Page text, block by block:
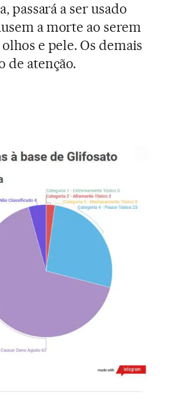
passará a ser usado
a morte ao serem
e pele. Os demais
de atenção.